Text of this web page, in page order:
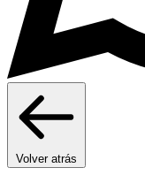
Volver atrás